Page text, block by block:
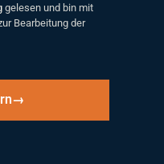
gelesen und bin mit
Bearbeitung der